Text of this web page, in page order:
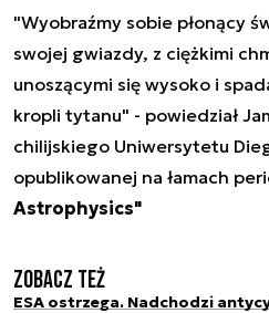
"Wyobraźmy sobie płonący
swojej gwiazdy, z ciężkimi
unoszącymi się wysoko i
kropli tytanu" - powiedział
chilijskiego Uniwersytetu
opublikowanej na łamach
Astrophysics"
Zobacz też
ESA ostrzega. Nadchodzi